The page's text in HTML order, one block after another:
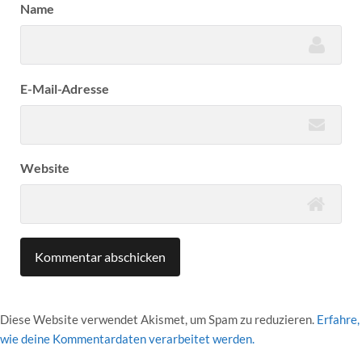
Name
E-Mail-Adresse
Website
Diese Website verwendet Akismet, um Spam zu reduzieren. Erfahre,
wie deine Kommentardaten verarbeitet werden.